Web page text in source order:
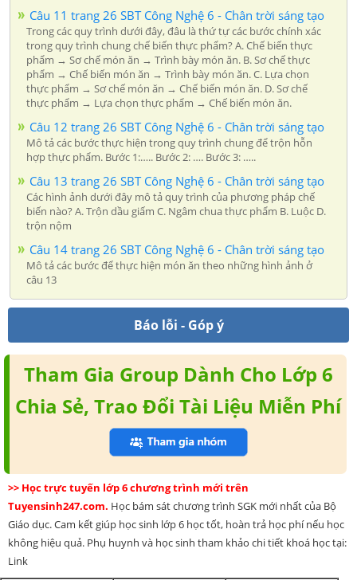
Câu 11 trang 26 SBT Công Nghệ 6 - Chân trời sáng tạo
Trong các quy trình dưới đây, đâu là thứ tự các bước chính xác
trong quy trình chung chế biến thực phẩm? A. Chế biến thực
phẩm → Sơ chế món ăn → Trình bày món ăn. B. Sơ chế thực
phẩm → Chế biến món ăn → Trình bày món ăn. C. Lựa chọn
thực phẩm → Sơ chế món ăn → Chế biến món ăn. D. Sơ chế
thực phẩm → Lựa chọn thực phẩm → Chế biến món ăn.
Câu 12 trang 26 SBT Công Nghệ 6 - Chân trời sáng tạo
Mô tả các bước thực hiện trong quy trình chung để trộn hỗn
hợp thực phẩm. Bước 1:….. Bước 2: …. Bước 3: …..
Câu 13 trang 26 SBT Công Nghệ 6 - Chân trời sáng tạo
Các hình ảnh dưới đây mô tả quy trình của phương pháp chế
biến nào? A. Trộn dầu giấm C. Ngâm chua thực phẩm B. Luộc D.
trộn nộm
Câu 14 trang 26 SBT Công Nghệ 6 - Chân trời sáng tạo
Mô tả các bước để thực hiện món ăn theo những hình ảnh ở
câu 13
Báo lỗi - Góp ý
Tham Gia Group Dành Cho Lớp 6
Chia Sẻ, Trao Đổi Tài Liệu Miễn Phí
>> Học trực tuyến lớp 6 chương trình mới trên
Tuyensinh247.com. Học bám sát chương trình SGK mới nhất của Bộ
Giáo dục. Cam kết giúp học sinh lớp 6 học tốt, hoàn trả học phí nếu học
không hiệu quả. Phụ huynh và học sinh tham khảo chi tiết khoá học tại:
Link